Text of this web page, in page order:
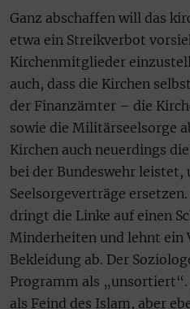
Ganz abschaffen will das
etwa ein Streikverbot
Kirchenmitglieder
auch, dass die Kirchen
der Finanzämter – die
sowie die Militärseelsorge
Kirchen auch neuerdings
bei der Bundeswehr leistet,
Seelsorgeverträge
dringt die Linke auf einen
Minderheiten und lehnt ein
Bekleidung ab. Der
Programm als
als Feind des Islam, aber